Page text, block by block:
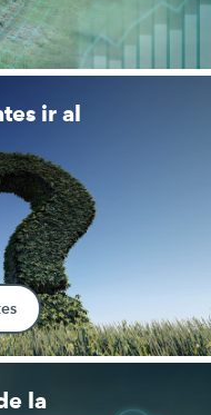
ir al
la